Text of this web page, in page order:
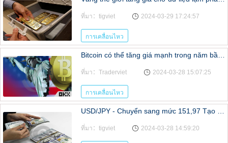
ที่มา：tigviet 2024-03-29 17:24:57
การเคลื่อนไหว
ที่มา：Traderviet 2024-03-28 15:07:25
การเคลื่อนไหว
ที่มา：tigviet 2024-03-28 14:59:20